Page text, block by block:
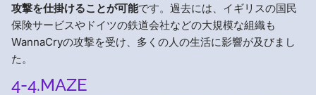
攻撃を仕掛けることが可能です。過去には、イギリスの国民
保険サービスやドイツの鉄道会社などの大規模な組織も
WannaCryの攻撃を受け、多くの人の生活に影響が及びまし
た。
4-4.MAZE